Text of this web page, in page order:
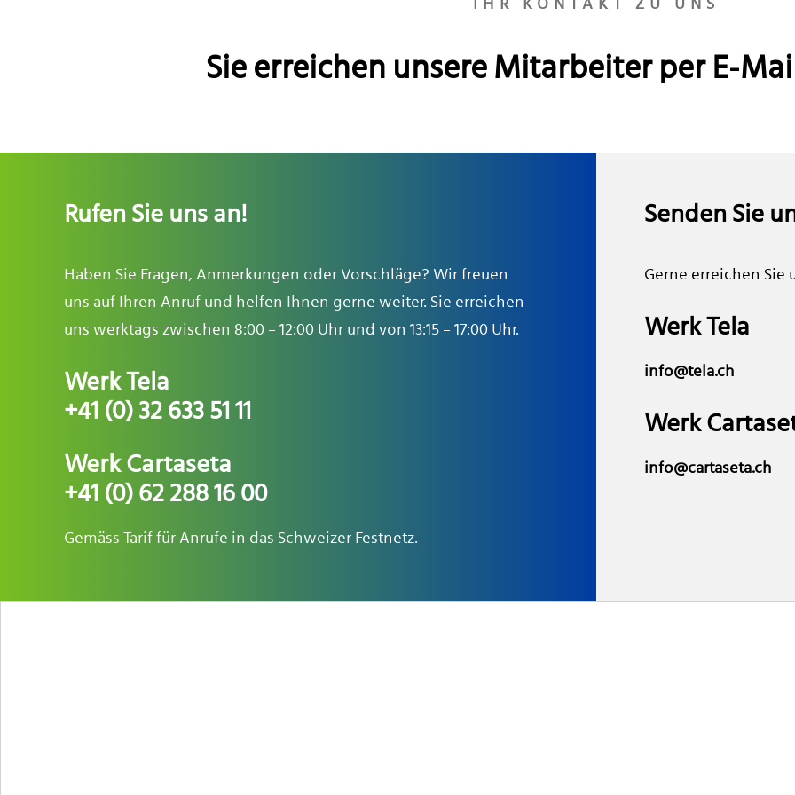
IHR KONTAKT ZU UNS
Sie erreichen unsere Mitarbeiter per E-
Rufen Sie uns an!
Haben Sie Fragen, Anmerkungen oder Vorschläge? Wir freuen
uns auf Ihren Anruf und helfen Ihnen gerne weiter. Sie erreichen
uns werktags zwischen 8:00 – 12:00 Uhr und von 13:15 – 17:00 Uhr.
Werk Tela
+41 (0) 32 633 51 11
Werk Cartaseta
+41 (0) 62 288 16 00
Gemäss Tarif für Anrufe in das Schweizer Festnetz.
Senden Sie
Gerne erreichen Sie
Werk Tela
info@tela.ch
Werk
info@cartaseta.ch